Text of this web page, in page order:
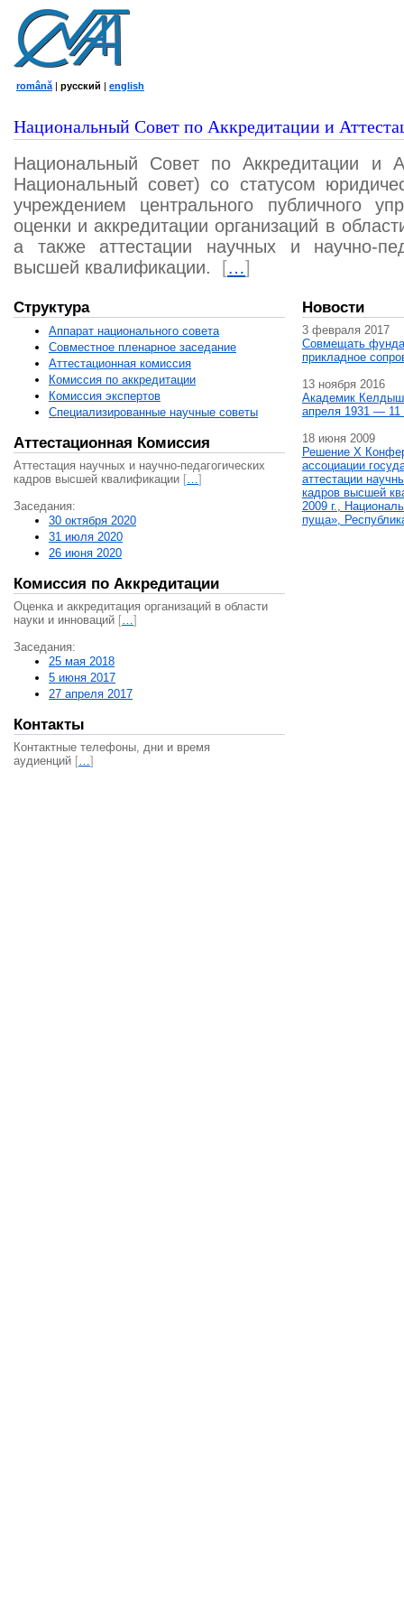
română | русский | english
Национальный Совет по Аккредитации и
Национальный Совет по Аккредитации и
Национальный совет) со статусом
учреждением центрального публичного
оценки и аккредитации организаций в
а также аттестации научных и научно-
высшей квалификации.
[…]
Структура
Аппарат национального совета
Совместное пленарное заседание
Аттестационная комисcия
Комиссия по аккредитации
Комиссия экспертов
Специализированные научные советы
Аттестационная Комиссия
Аттестация научных и научно-педагогических
кадров высшей квалификации […]
Заседания:
30 октября 2020
31 июля 2020
26 июня 2020
Комиссия по Аккредитации
Оценка и аккредитация организаций в области
науки и инноваций […]
Заседания:
25 мая 2018
5 июня 2017
27 апреля 2017
Контакты
Контактные телефоны, дни и время
аудиенций […]
Новости
3 февраля 2017
Совмещать
прикладное
13 ноября 2016
Академик
апреля 1931 — 11
18 июня 2009
Решение X
ассоциации
аттестации
кадров высшей
2009 г.,
пуща»,